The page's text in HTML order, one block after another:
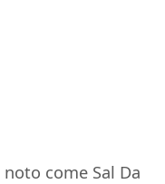
come Sal Da